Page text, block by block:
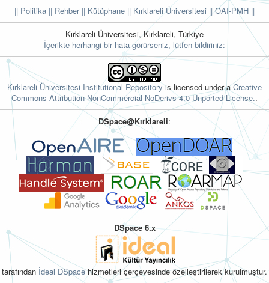
|| Politika || Rehber|| Kütüphane || Kırklareli Üniversitesi ||OAI-PMH ||
Kırklareli Üniversitesi, Kırklareli, Türkiye
İçerikte herhangi bir hata görürseniz, lütfen bildiriniz:
Kırklareli Üniversitesi Institutional Repository is licensed under aCreative
Commons Attribution-NonCommercial-NoDerivs 4.0 Unported License..
DSpace@Kırklareli:
DSpace 6.x
tarafından İdeal DSpacehizmetleri çerçevesinde özelleştirilerek kurulmuştur.